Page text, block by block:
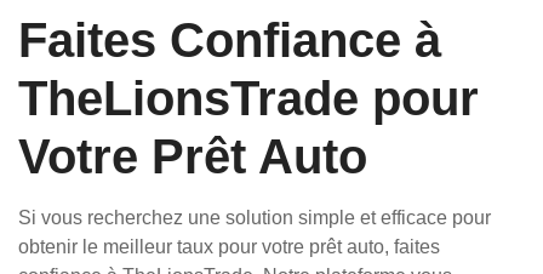
Faites Confiance à
TheLionsTrade pour
Votre Prêt Auto
Si vous recherchez une solution simple et efficace pour
obtenir le meilleur taux pour votre prêt auto, faites